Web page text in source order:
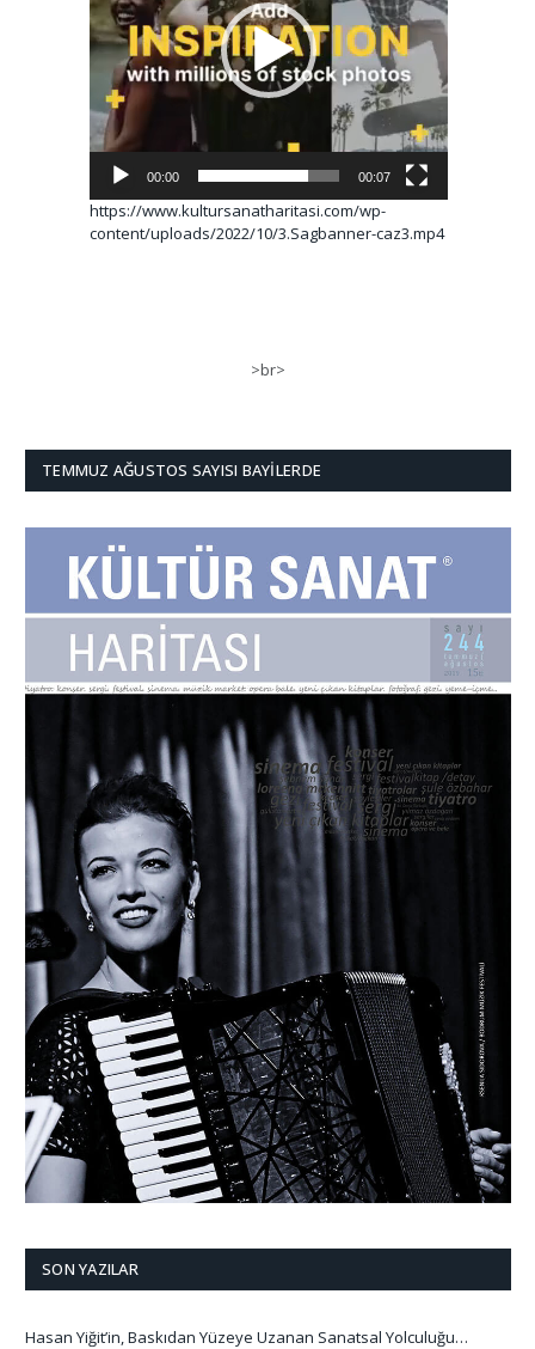
00:00 00:07
https://www.kultursanatharitasi.com/wp-
content/uploads/2022/10/3.Sagbanner-caz3.mp4
>br>
TEMMUZ AĞUSTOS SAYISI BAYILERDE
SON YAZILAR
Hasan Yiğit’in, Baskıdan Yüzeye Uzanan Sanatsal Yolculuğu…